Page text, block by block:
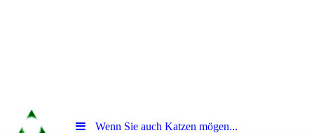
Wenn Sie auch Katzen mögen...